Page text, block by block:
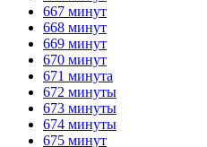
667 минут
668 минут
669 минут
670 минут
671 минута
672 минуты
673 минуты
674 минуты
675 минут